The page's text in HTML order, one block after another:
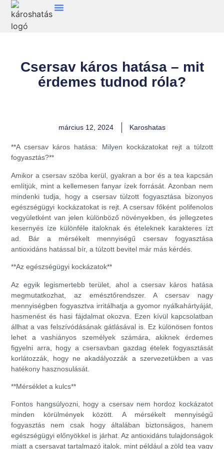
Csersav káros hatása – mit
érdemes tudnod róla?
március 12, 2024 Karoshatas
**A csersav káros hatása: Milyen kockázatokat rejt a túlzott
fogyasztás?**
Amikor a csersav szóba kerül, gyakran a bor és a tea kapcsán
említjük, mint a kellemesen fanyar ízek forrását. Azonban nem
mindenki tudja, hogy a csersav túlzott fogyasztása bizonyos
egészségügyi kockázatokat is rejt. A csersav főként polifenolos
vegyületként van jelen különböző növényekben, és jellegzetes
kesernyés íze különféle italoknak és ételeknek karakteres ízt
ad. Bár a mérsékelt mennyiségű csersav fogyasztása
antioxidáns hatással bír, a túlzott bevitel már más kérdés.
**Az egészségügyi kockázatok**
Az egyik legismertebb terület, ahol a csersav káros hatása
megmutatkozhat, az emésztőrendszer. A csersav nagy
mennyiségben fogyasztva irritálhatja a gyomor nyálkahártyáját,
hasmenést és hasi fájdalmat okozva. Ezen kívül kapcsolatban
állhat a vas felszívódásának gátlásával is. Ez különösen fontos
lehet a vashiányos személyek számára, akiknek érdemes
figyelni arra, hogy a csersavban gazdag ételek fogyasztását
korlátozzák, hogy ne akadályozzák a szervezetükben a vas
hatékony hasznosulását.
**Mérséklet a kulcs**
Fontos hangsúlyozni, hogy a csersav nem hordoz kockázatot
minden körülmények között. A mérsékelt mennyiségű
fogyasztás nem csak hogy általában biztonságos, hanem
egészségügyi előnyökkel is járhat. Az antioxidáns tulajdonságok
miatt a csersavat tartalmazó italok, mint például a zöld tea vagy